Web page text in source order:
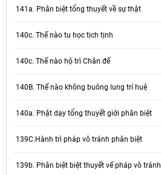
141a. Phân biệt tổng thuyết về sự thật
140c. Thế nào tu học tịch tịnh
140c. Thế nào hộ trì Chân đế
140B. Thế nào không buông lung trí huệ
140a. Phật dạy tổng thuyết giới phân biệt
139C.Hành trì pháp vô tránh phân biệt
139b. Phân biệt biệt thuyết vế pháp vô tránh